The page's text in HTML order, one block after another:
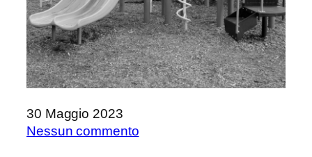
30 Maggio 2023
Nessun commentosu